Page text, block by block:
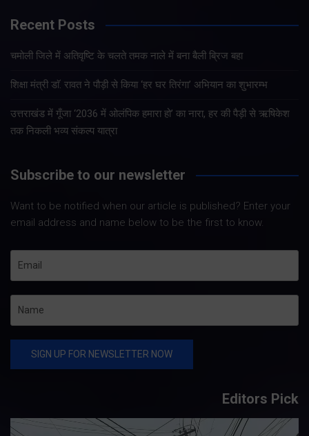
Recent Posts
चमोली जिले में अतिवृष्टि के चलते तमक नाले में बना बैली ब्रिज बहा
शिक्षा मंत्री डाॅ. रावत ने पौड़ी से किया ‘हर घर तिरंगा’ अभियान का शुभारम्भ
उत्तराखंड में गूँजा ‘2036 में ओलंपिक हमारा हो’ का नारा, हर की पैड़ी से ऋषिकेश
तक निकली भव्य संकल्प यात्रा
Subscribe to our newsletter
Want to be notified when our article is published? Enter your
email address and name below to be the first to know.
Editors Pick